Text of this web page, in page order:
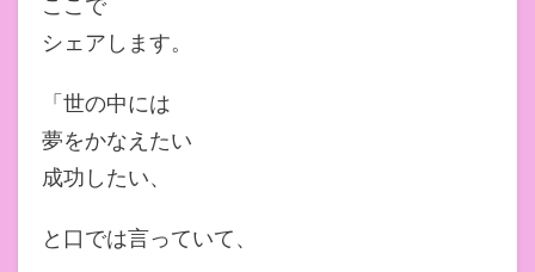
シェアします。
「世の中には
夢をかなえたい
成功したい、
と口では言っていて、